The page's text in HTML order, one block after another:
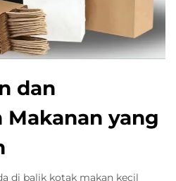
dan
yang
di balik kotak makan kecil